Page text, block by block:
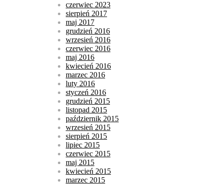
czerwiec 2023
sierpień 2017
maj 2017
grudzień 2016
wrzesień 2016
czerwiec 2016
maj 2016
kwiecień 2016
marzec 2016
luty 2016
styczeń 2016
grudzień 2015
listopad 2015
październik 2015
wrzesień 2015
sierpień 2015
lipiec 2015
czerwiec 2015
maj 2015
kwiecień 2015
marzec 2015